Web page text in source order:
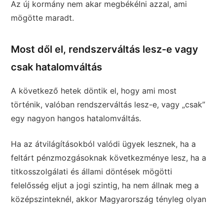
Az új kormány nem akar megbékélni azzal, ami
mögötte maradt.
Most dől el, rendszerváltás lesz-e vagy
csak hatalomváltás
A következő hetek döntik el, hogy ami most
történik, valóban rendszerváltás lesz-e, vagy „csak”
egy nagyon hangos hatalomváltás.
Ha az átvilágításokból valódi ügyek lesznek, ha a
feltárt pénzmozgásoknak következménye lesz, ha a
titkosszolgálati és állami döntések mögötti
felelősség eljut a jogi szintig, ha nem állnak meg a
középszinteknél, akkor Magyarország tényleg olyan